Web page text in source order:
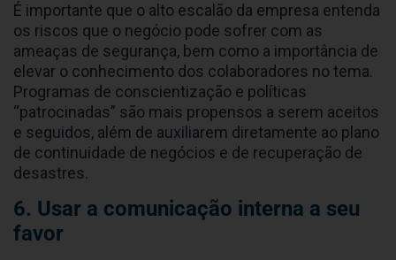
É importante que o alto escalão da empresa entenda
os riscos que o negócio pode sofrer com as
ameaças de segurança, bem como a importância de
elevar o conhecimento dos colaboradores no tema.
Programas de conscientização e políticas
“patrocinadas” são mais propensos a serem aceitos
e seguidos, além de auxiliarem diretamente ao plano
de continuidade de negócios e de recuperação de
desastres.
6. Usar a comunicação interna a seu
favor